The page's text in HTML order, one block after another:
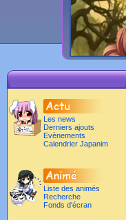
Les news
Derniers ajouts
Evènements
Calendrier Japanim
Liste des animés
Recherche
Fonds d'écran